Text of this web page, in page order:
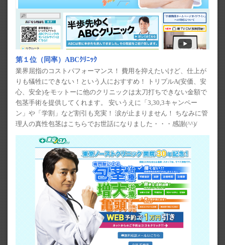
第１位（同率）ABCｸﾘﾆｯｸ
業界屈指のコストパフォーマンス！ 費用を抑えたいけど、仕上が
りも犠牲にできない！という人におすすめ！ トリプルA(安価、安
心、安全)をモットーに他のクリニックは太刀打ちできない金額で
包茎手術を提供してくれます。 安いうえに「3,30,3キャンペー
ン」や「学割」など割引も充実！ 涙が止まりません！ ちなみに管
理人の真性包茎はこちらでお世話になりました・・・感謝(^^)/